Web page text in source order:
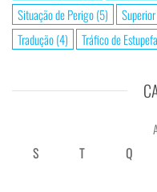
Situação de Perigo(5)
Tradução(4) Tráfico de
S
T Q